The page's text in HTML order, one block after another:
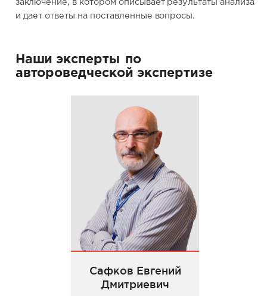
заключение, в котором описывает результаты анализа
и дает ответы на поставленные вопросы.
Наши эксперты по
автороведческой экспертизе
Сафков Евгений
Дмитриевич